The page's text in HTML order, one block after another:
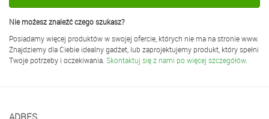
Nie możesz znaleźć czego szukasz?
Posiadamy więcej produktów w swojej ofercie, których nie ma na stronie www.
Znajdziemy dla Ciebie idealny gadżet, lub zaprojektujemy produkt, który spełni
Twoje potrzeby i oczekiwania. Skontaktuj się z nami po więcej szczegółów.
ADRES